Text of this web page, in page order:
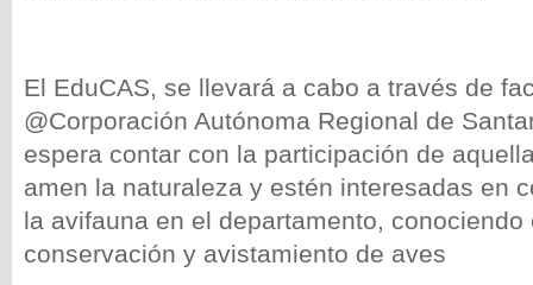
El EduCAS, se llevará a cabo a través de
@Corporación Autónoma Regional de
espera contar con la participación de
amen la naturaleza y estén interesadas en
la avifauna en el departamento,
conservación y avistamiento de aves